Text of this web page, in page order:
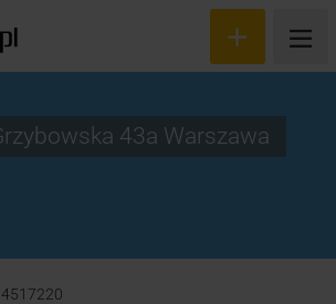
Śledzenie przesyłki
43a Warszawa
4517220